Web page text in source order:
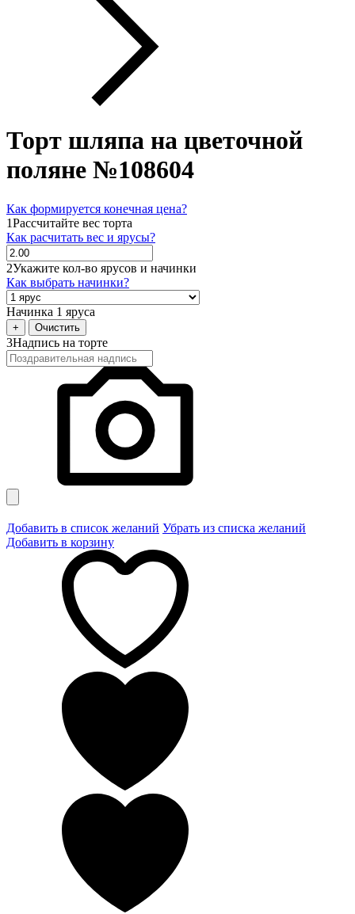
Торт шляпа на цветочной
поляне №108604
Как формируется конечная цена?
1Рассчитайте вес торта
Как расчитать вес и ярусы?
2Укажите кол-во ярусов и начинки
Как выбрать начинки?
Начинка 1 яруса
+ Очистить
3Надпись на торте
Добавить в список желаний Убрать из списка желаний
Добавить в корзину